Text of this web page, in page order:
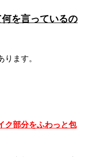
を言っているの
ます。
ク部分をふわっと包